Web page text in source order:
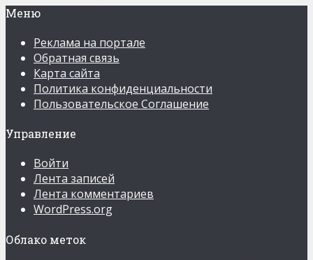
Меню
Реклама на портале
Обратная связь
Карта сайта
Политика конфиденциальности
Пользовательское Соглашение
Управление
Войти
Лента записей
Лента комментариев
WordPress.org
Облако меток